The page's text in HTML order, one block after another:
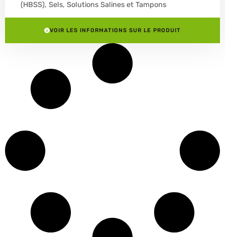
(HBSS), Sels, Solutions Salines et Tampons
VOIR LES INFORMATIONS SUR LE PRODUIT